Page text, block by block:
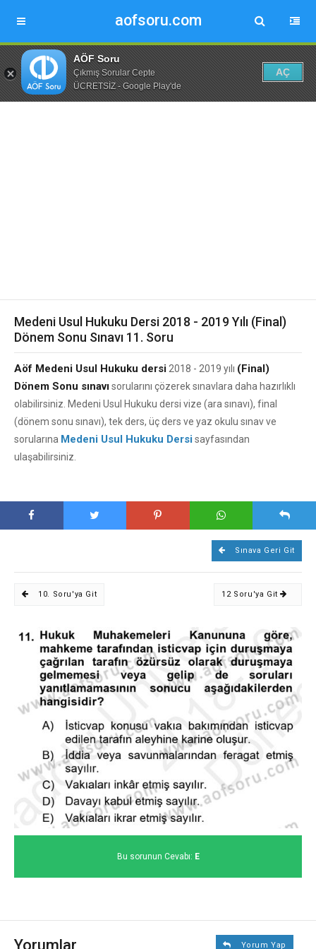
aofsoru.com
AÖF Soru
Çıkmış Sorular Cepte
ÜCRETSİZ - Google Play'de
AÇ
Medeni Usul Hukuku Dersi 2018 - 2019 Yılı (Final)
Dönem Sonu Sınavı 11. Soru
Aöf Medeni Usul Hukuku dersi 2018 - 2019 yılı (Final)
Dönem Sonu sınavısorularını çözerek sınavlara daha hazırlıklı
olabilirsiniz. Medeni Usul Hukuku dersi vize (ara sınavı), final
(dönem sonu sınavı), tek ders, üç ders ve yaz okulu sınav ve
sorularına Medeni Usul Hukuku Dersisayfasından
ulaşabilirsiniz.
Sınava Geri Git
10. Soru'ya Git 12 Soru'ya Git
Bu sorunun Cevabı: E
Yorumlar Yorum Yap